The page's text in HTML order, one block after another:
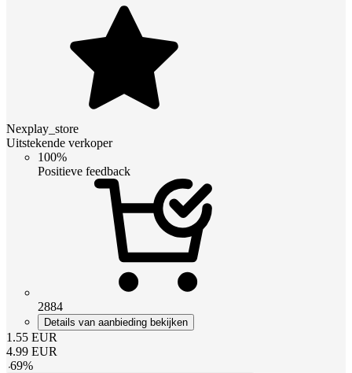
Nexplay_store
Uitstekende verkoper
100%
Positieve feedback
2884
Details van aanbieding bekijken
1.55 EUR
4.99 EUR
-69%